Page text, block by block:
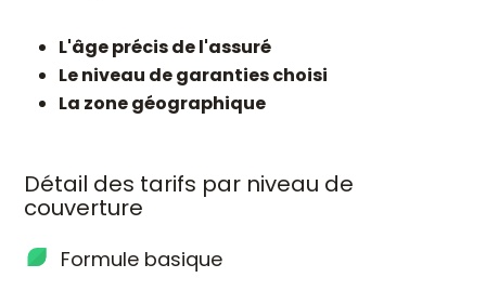
L'âge précis de l'assuré
Le niveau de garanties choisi
La zone géographique
Détail des tarifs par niveau de
couverture
Formule basique